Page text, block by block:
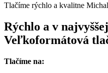
Tlačíme rýchlo a kvalitne
Rýchlo a v
Veľkoformátová
Tlačíme na: